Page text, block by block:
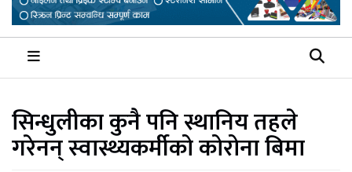
सिन्धुलीका कुनै पनि स्थानिय तहले
गरेनन् स्वास्थ्यकर्मीको कोरोना बिमा